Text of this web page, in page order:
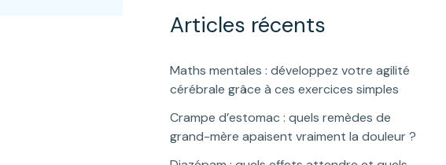
Articles récents
Maths mentales : développez votre agilité
cérébrale grâce à ces exercices simples
Crampe d’estomac : quels remèdes de
grand-mère apaisent vraiment la douleur ?